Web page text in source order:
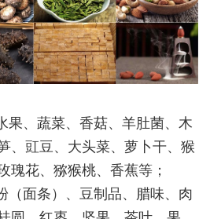
、蔬菜、香菇、羊肚菌、木
、豇豆、大头菜、萝卜干、猴
瑰花、猕猴桃、香蕉等；
面条）、豆制品、腊味、肉